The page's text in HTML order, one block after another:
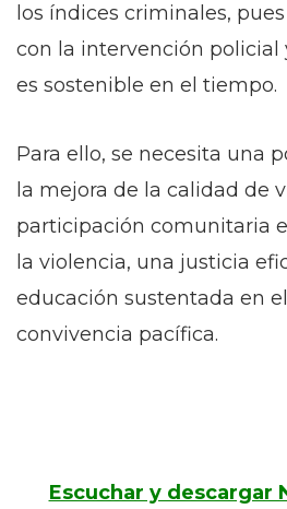
los índices criminales,
con la intervención policial
es sostenible en el tiempo.
Para ello, se necesita una
la mejora de la calidad de
participación comunitaria
la violencia, una justicia
educación sustentada en
convivencia pacífica.
Escuchar y descargar